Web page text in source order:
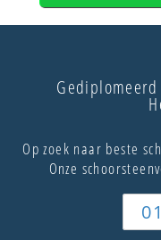
Op zoek naar beste
Onze